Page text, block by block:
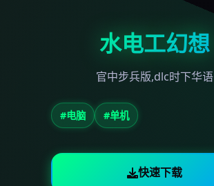
水电工幻想
官中步兵版,dlc时下华语
#电脑 #单机
快速下载